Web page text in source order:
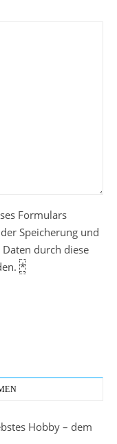
Formulars
Speicherung und
durch diese
*
Hobby – dem